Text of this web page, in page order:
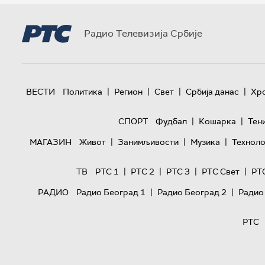
Радио Телевизија Србије
ВЕСТИ Политика | Регион | Свет | Србија данас |
СПОРТ Фудбал | Кошарка |
МАГАЗИН
Живот | Занимљивости | Музика |
ТВ РТС 1 | РТС 2 | РТС 3 | РТС Свет |
РАДИО
Радио Београд 1 | Радио Београд 2 |
РТС